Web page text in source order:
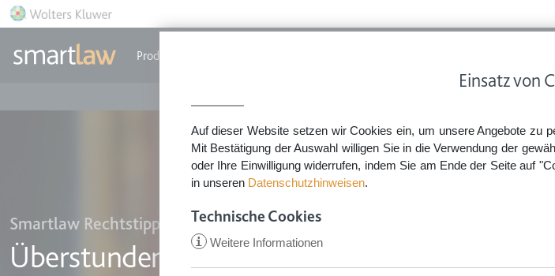
Einsatz von
Auf dieser Website setzen wir Cookies ein, um unsere Angebote zu
Mit Bestätigung der Auswahl willigen Sie in die Verwendung der
oder Ihre Einwilligung widerrufen, indem Sie am Ende der Seite auf
in unseren Datenschutzhinweisen.
Technische Cookies
i Weitere Informationen
Direkt zum Inhalt
Produkte
Smartlaw Rechtstipps
Überstunden